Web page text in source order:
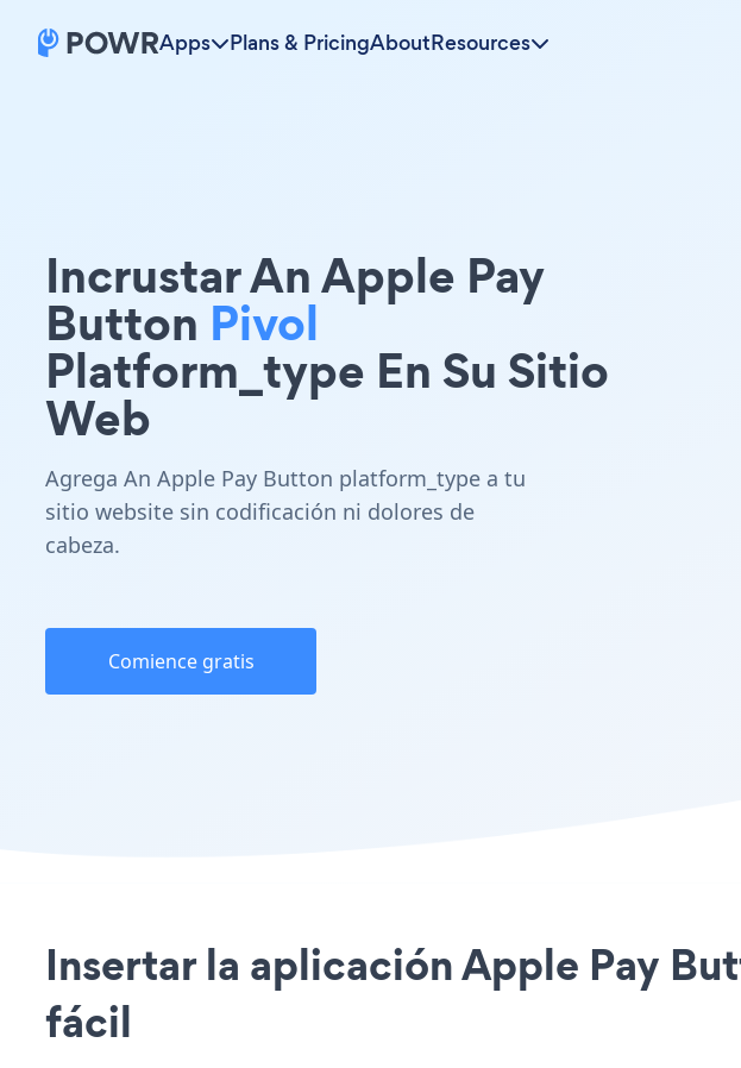
Apps Plans & PricingAboutResources
Incrustar An Apple Pay
Button Pivol
Platform_type En Su Sitio
Web
Agrega An Apple Pay Button platform_type a tu
sitio website sin codificación ni dolores de
cabeza.
Comience gratis
Insertar la aplicación Apple Pay
fácil